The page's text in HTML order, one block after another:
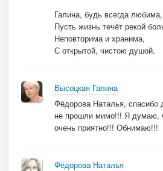
Галина, будь всегда любима,
Пусть жизнь течёт рекой
Неповторима и хранима,
С открытой, чистою душой.
Высоцкая Галина
Фёдорова Наталья, спасибо
не прошли мимо!!! Я думаю,
очень приятно!!! Обнимаю!!!
Фёдорова Наталья